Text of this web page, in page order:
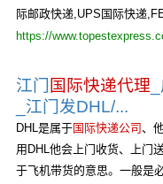
际邮政快递,UPS国际快递
https://
江门 国际快递代理
_江门发DHL/...
DHL是属于国际快递公司、
用DHL他会上门收货、上门
于飞机带货的意思。一般是